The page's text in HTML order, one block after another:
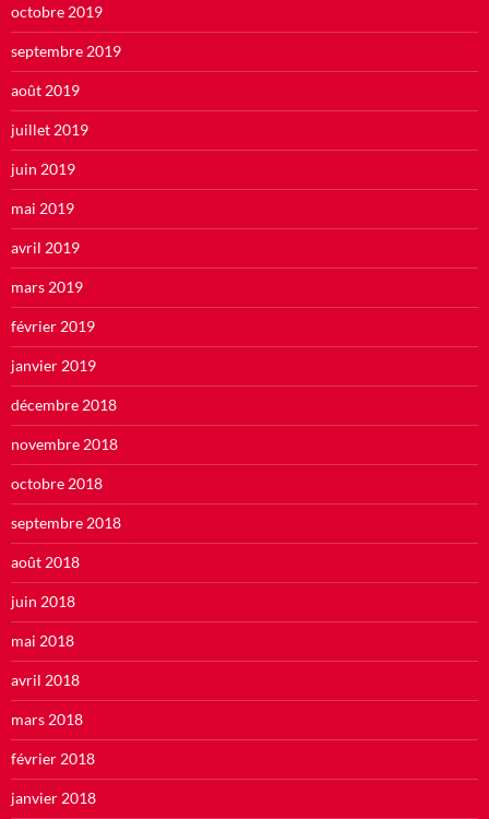
octobre 2019
septembre 2019
août 2019
juillet 2019
juin 2019
mai 2019
avril 2019
mars 2019
février 2019
janvier 2019
décembre 2018
novembre 2018
octobre 2018
septembre 2018
août 2018
juin 2018
mai 2018
avril 2018
mars 2018
février 2018
janvier 2018